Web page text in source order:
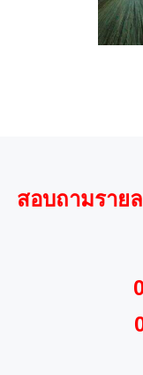
สอบถามราย